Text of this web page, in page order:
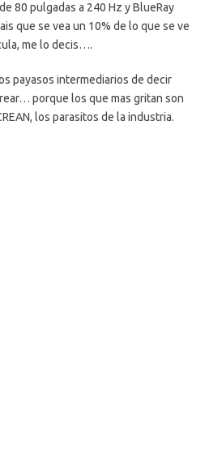
80 pulgadas a 240 Hz y BlueRay
que se vea un 10% de lo que se ve
me lo decis….
payasos intermediarios de decir
porque los que mas gritan son
los parasitos de la industria.